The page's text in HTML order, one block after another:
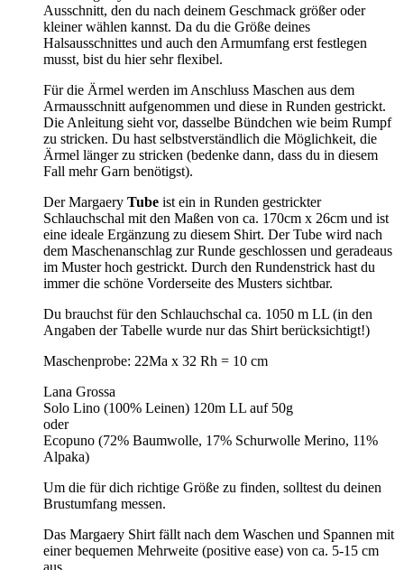
Ausschnitt, den du nach deinem Geschmack größer oder
kleiner wählen kannst. Da du die Größe deines
Halsausschnittes und auch den Armumfang erst festlegen
musst, bist du hier sehr flexibel.
Für die Ärmel werden im Anschluss Maschen aus dem
Armausschnitt aufgenommen und diese in Runden gestrickt.
Die Anleitung sieht vor, dasselbe Bündchen wie beim Rumpf
zu stricken. Du hast selbstverständlich die Möglichkeit, die
Ärmel länger zu stricken (bedenke dann, dass du in diesem
Fall mehr Garn benötigst).
Der Margaery Tube ist ein in Runden gestrickter
Schlauchschal mit den Maßen von ca. 170cm x 26cm und ist
eine ideale Ergänzung zu diesem Shirt. Der Tube wird nach
dem Maschenanschlag zur Runde geschlossen und geradeaus
im Muster hoch gestrickt. Durch den Rundenstrick hast du
immer die schöne Vorderseite des Musters sichtbar.
Du brauchst für den Schlauchschal ca. 1050 m LL (in den
Angaben der Tabelle wurde nur das Shirt berücksichtigt!)
Maschenprobe: 22Ma x 32 Rh = 10 cm
Lana Grossa
Solo Lino (100% Leinen) 120m LL auf 50g
oder
Ecopuno (72% Baumwolle, 17% Schurwolle Merino, 11%
Alpaka)
Um die für dich richtige Größe zu finden, solltest du deinen
Brustumfang messen.
Das Margaery Shirt fällt nach dem Waschen und Spannen mit
einer bequemen Mehrweite (positive ease) von ca. 5-15 cm
aus.